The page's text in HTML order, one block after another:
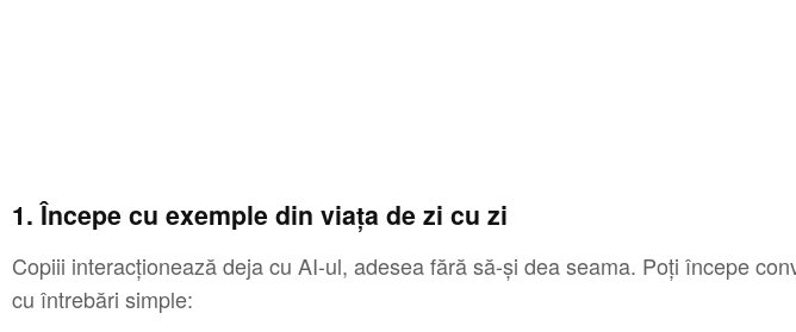
1. Începe cu exemple din viața de zi cu zi
Copiii interacționează deja cu AI-ul, adesea fără să-și dea seama. Poți începe
cu întrebări simple: